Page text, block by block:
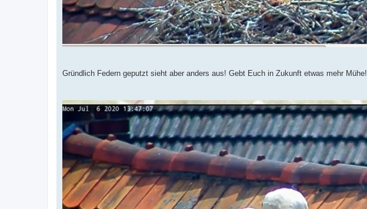
Gründlich Federn geputzt sieht aber anders aus! Gebt Euch in Zukunft etwas mehr Mühe!